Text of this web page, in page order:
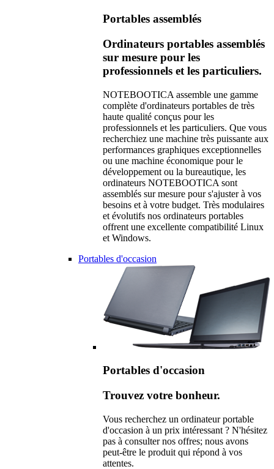
Portables assemblés
Ordinateurs portables assemblés
sur mesure pour les
professionnels et les particuliers.
NOTEBOOTICA assemble une gamme
complète d'ordinateurs portables de très
haute qualité conçus pour les
professionnels et les particuliers. Que vous
recherchiez une machine très puissante aux
performances graphiques exceptionnelles
ou une machine économique pour le
développement ou la bureautique, les
ordinateurs NOTEBOOTICA sont
assemblés sur mesure pour s'ajuster à vos
besoins et à votre budget. Très modulaires
et évolutifs nos ordinateurs portables
offrent une excellente compatibilité Linux
et Windows.
Portables d'occasion
Portables d'occasion
Trouvez votre bonheur.
Vous recherchez un ordinateur portable
d'occasion à un prix intéressant ? N'hésitez
pas à consulter nos offres; nous avons
peut-être le produit qui répond à vos
attentes.